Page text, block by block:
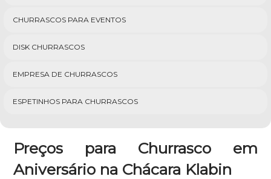
CHURRASCOS PARA EVENTOS
DISK CHURRASCOS
EMPRESA DE CHURRASCOS
ESPETINHOS PARA CHURRASCOS
Preços para Churrasco em
Aniversário na Chácara Klabin